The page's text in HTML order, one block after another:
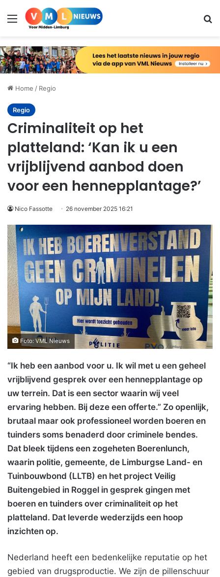
Menu
Home / Regio
Regio
Criminaliteit op het
platteland: ‘Kan ik u een
vrijblijvend aanbod doen
voor een hennepplantage?’
Nico Fassotte 26 november 2025 16:21
Foto: VML Nieuws
“Ik heb een aanbod voor u. Ik wil met u een geheel
vrijblijvend gesprek over een hennepplantage op
uw terrein. Dat is een sector waarin wij veel
ervaring hebben. Bij deze een offerte.” Zo openlijk,
brutaal maar ook professioneel worden boeren en
tuinders soms benaderd door criminele bendes.
Dat bleek tijdens een zogeheten Boerenlunch,
waarin politie, gemeente, de Limburgse Land- en
Tuinbouwbond (LLTB) en het project Veilig
Buitengebied in Roggel in gesprek gingen met
boeren en tuinders over criminaliteit op het
platteland. Dat leverde wederzijds een hoop
inzichten op.
Nederland heeft een bedenkelijke reputatie op het
gebied van drugsproductie. We zijn de pillenschuur